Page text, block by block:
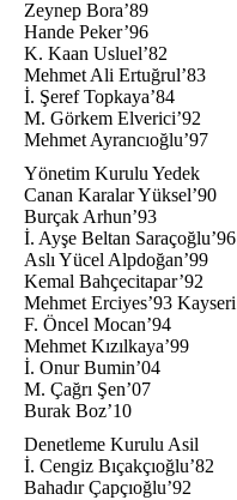
Zeynep Bora’89
Hande Peker’96
K. Kaan Usluel’82
Mehmet Ali Ertuğrul’83
İ. Şeref Topkaya’84
M. Görkem Elverici’92
Mehmet Ayrancıoğlu’97
Yönetim Kurulu Yedek
Canan Karalar Yüksel’90
Burçak Arhun’93
İ. Ayşe Beltan Saraçoğlu’96
Aslı Yücel Alpdoğan’99
Kemal Bahçecitapar’92
Mehmet Erciyes’93 Kayseri
F. Öncel Mocan’94
Mehmet Kızılkaya’99
İ. Onur Bumin’04
M. Çağrı Şen’07
Burak Boz’10
Denetleme Kurulu Asil
İ. Cengiz Bıçakçıoğlu’82
Bahadır Çapçıoğlu’92